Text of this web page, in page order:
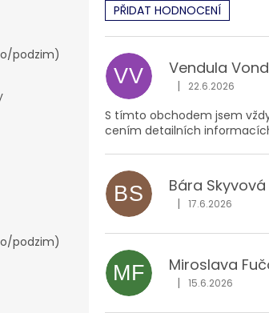
podzim)
podzim)
PŘIDAT HODNOCENÍ
p
i
s
h
o
d
o
c
n
í
VV Vendula
Hodnocení
| 22.6.2026
S tímto obchodem jsem
cením detailních
BS Bára Skyvová
Hodnocení
| 17.6.2026
MF Miroslava
Hodnocení
| 15.6.2026